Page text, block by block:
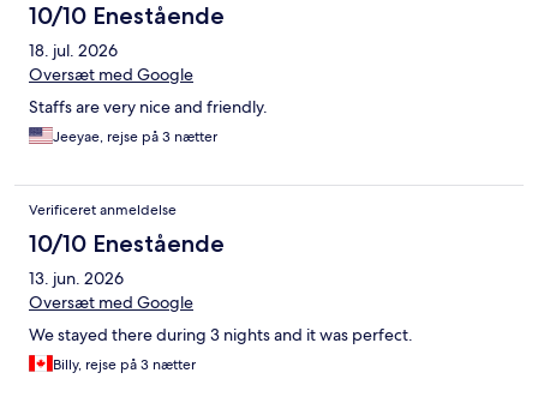
10/10 Enestående
18. jul. 2026
Oversæt med Google
Staffs are very nice and friendly.
Jeeyae, rejse på 3 nætter
Verificeret anmeldelse
10/10 Enestående
13. jun. 2026
Oversæt med Google
We stayed there during 3 nights and it was perfect.
Billy, rejse på 3 nætter